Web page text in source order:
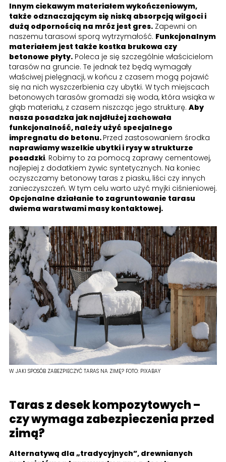
Innym ciekawym materiałem wykończeniowym,
także odznaczającym się niską absorpcją wilgoci i
dużą odpornością na mróz jest gres. Zapewni on
naszemu tarasowi sporą wytrzymałość. Funkcjonalnym
materiałem jest także kostka brukowa czy
betonowe płyty. Poleca je się szczególnie właścicielom
tarasów na gruncie. Te jednak też będą wymagały
właściwej pielęgnacji, w końcu z czasem mogą pojawić
się na nich wyszczerbienia czy ubytki. W tych miejscach
betonowych tarasów gromadzi się woda, która wsiąka w
głąb materiału, z czasem niszcząc jego strukturę. Aby
nasza posadzka jak najdłużej zachowała
funkcjonalność, należy użyć specjalnego
impregnatu do betonu. Przed zastosowaniem środka
naprawiamy wszelkie ubytki i rysy w strukturze
posadzki. Robimy to za pomocą zaprawy cementowej,
najlepiej z dodatkiem żywic syntetycznych. Na koniec
oczyszczamy betonowy taras z piasku, liści czy innych
zanieczyszczeń. W tym celu warto użyć myjki ciśnieniowej.
Opcjonalne działanie to zagruntowanie tarasu
dwiema warstwami masy kontaktowej.
W JAKI SPOSÓB ZABEZPIECZYĆ TARAS NA ZIMĘ? FOTO: PIXABAY
Taras z desek kompozytowych –
czy wymaga zabezpieczenia przed
zimą?
Alternatywą dla „tradycyjnych”, drewnianych